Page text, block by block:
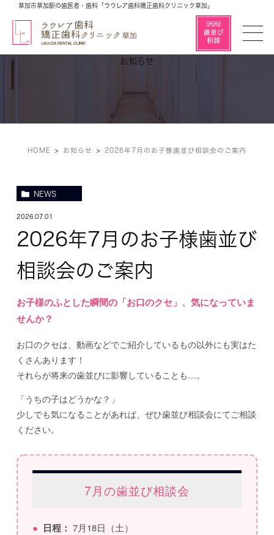
草加市草加駅の歯医者・歯科「ラウレア歯科矯正歯科クリニック草加」
お知らせ
HOME お知らせ 2026年7月のお子様歯並び相談会のご案内
NEWS
2026.07.01
2026年7月のお子様歯並び
相談会のご案内
お子様のふとした瞬間の「お口のクセ」、気になっていま
せんか？
お口のクセは、動画などでご紹介しているもの以外にも実はた
くさんあります！
それらが将来の歯並びに影響していることも…。
「うちの子はどうかな？」
少しでも気になることがあれば、ぜひ歯並び相談会にてご相談
ください。
7月の歯並び相談会
● 日程： 7月18日（土）